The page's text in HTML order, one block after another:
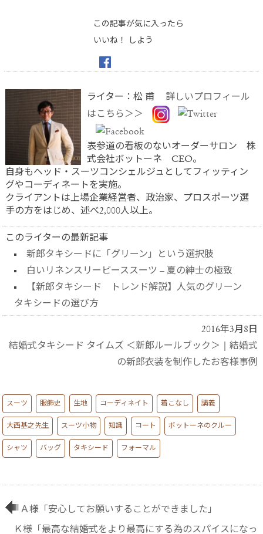
この記事が気に入ったら
いいね！ しよう
ライター：松 甫
詳しいプロフィール
はこちら＞＞
表参道の看板のないオーダーサロン 株
式会社ボットーネ CEO。
自身もヘッド・スーツコンシェルジュとしてフィッティン
グやコーディネートを実施。
クライアントは上場企業経営者、政治家、プロスポーツ選
手の方をはじめ、述べ2,000人以上。
このライターの最新記事
新郎タキシードに「グリーン」という選択肢
白いリネンスリーピーススーツ – 夏の紳士の極致
【新郎タキシード トレンド解説】人気のグリーン
タキシードの選び方
2016年3月8日
結婚式タキシード タイムズ ＜新郎ルールブック＞
結婚式
の新郎衣装を制作したお客様事例
スーツ 服飾史 生地 コーディネイト 着こなし 講義
大西基之先生 スーツ小物 知識 コート ボットーネのクルー
シャツ バッグ タキシード フォーマル
Ａ様「安心してお願いすることができました」
Ｋ様「最高な結婚式をより最高にする為のスパイスになっ